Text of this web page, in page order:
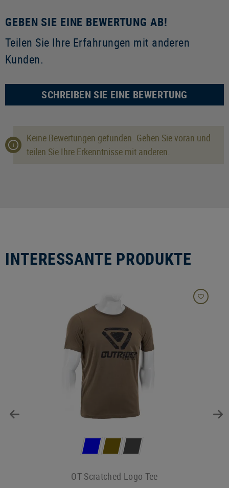
GEBEN SIE EINE BEWERTUNG AB!
Teilen Sie Ihre Erfahrungen mit anderen
Kunden.
SCHREIBEN SIE EINE BEWERTUNG
Keine Bewertungen gefunden. Gehen Sie voran und
teilen Sie Ihre Erkenntnisse mit anderen.
INTERESSANTE PRODUKTE
OT Scratched Logo Tee